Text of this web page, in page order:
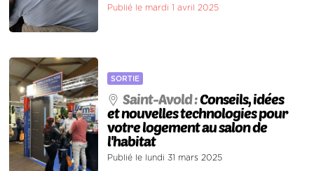
Publié le mardi 1 avril 2025
SORTIE
Saint-Avold :Conseils, idées
et nouvelles technologies pour
votre logement au salon de
l'habitat
Publié le lundi 31 mars 2025